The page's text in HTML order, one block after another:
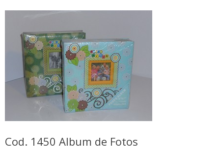
Cod. 1450 Album de Fotos